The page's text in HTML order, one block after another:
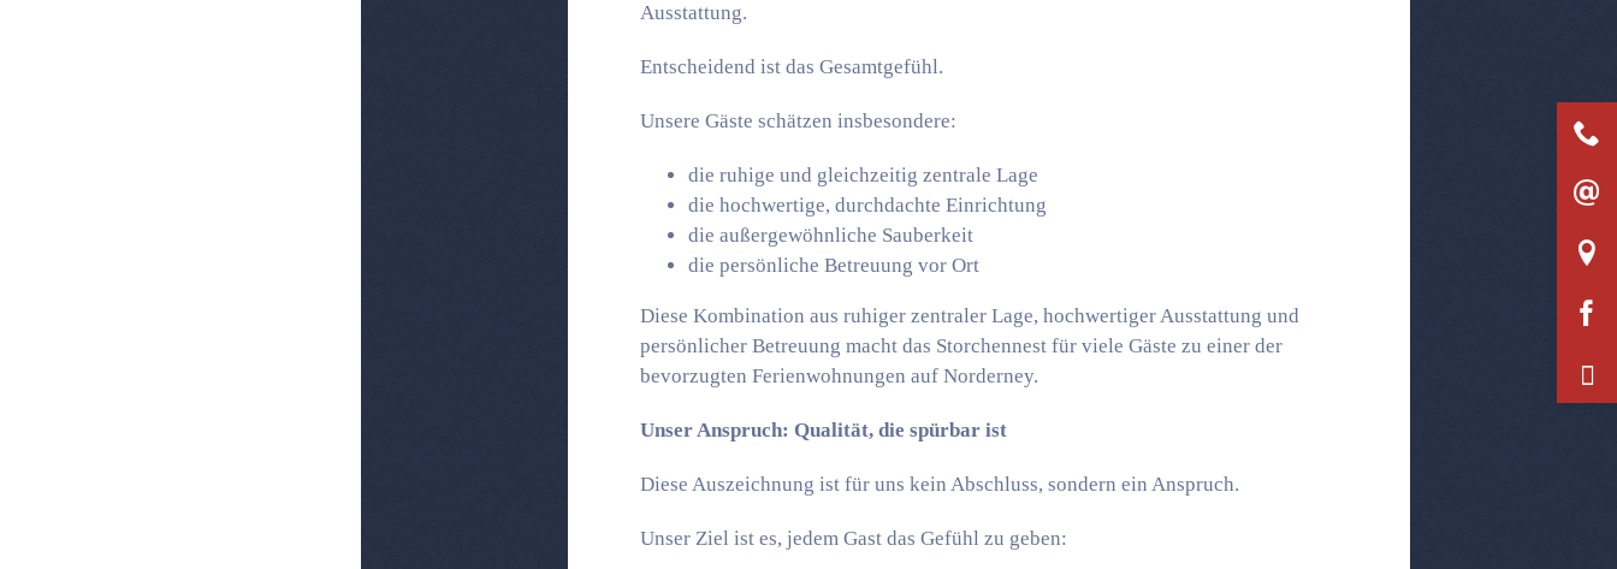
Ausstattung.
Entscheidend ist das Gesamtgefühl.
Unsere Gäste schätzen insbesondere:
die ruhige und gleichzeitig zentrale Lage
die hochwertige, durchdachte Einrichtung
die außergewöhnliche Sauberkeit
die persönliche Betreuung vor Ort
Diese Kombination aus ruhiger zentraler Lage, hochwertiger Ausstattung und
persönlicher Betreuung macht das Storchennest für viele Gäste zu einer der
bevorzugten Ferienwohnungen auf Norderney.
Unser Anspruch: Qualität, die spürbar ist
Diese Auszeichnung ist für uns kein Abschluss, sondern ein Anspruch.
Unser Ziel ist es, jedem Gast das Gefühl zu geben: